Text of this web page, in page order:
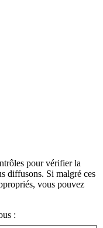
pour vérifier la
diffusons. Si malgré ces
vous pouvez
: